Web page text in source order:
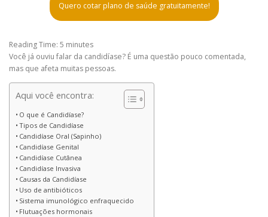
Quero cotar plano de saúde gratuitamente!
Reading Time: 5 minutes
Você já ouviu falar da candidíase? É uma questão pouco comentada,
mas que afeta muitas pessoas.
Aqui você encontra:
O que é Candidíase?
Tipos de Candidíase
Candidíase Oral (Sapinho)
Candidíase Genital
Candidíase Cutânea
Candidíase Invasiva
Causas da Candidíase
Uso de antibióticos
Sistema imunológico enfraquecido
Flutuações hormonais